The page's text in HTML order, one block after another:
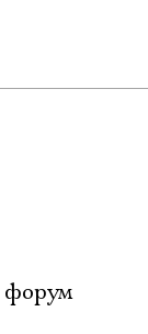
форум